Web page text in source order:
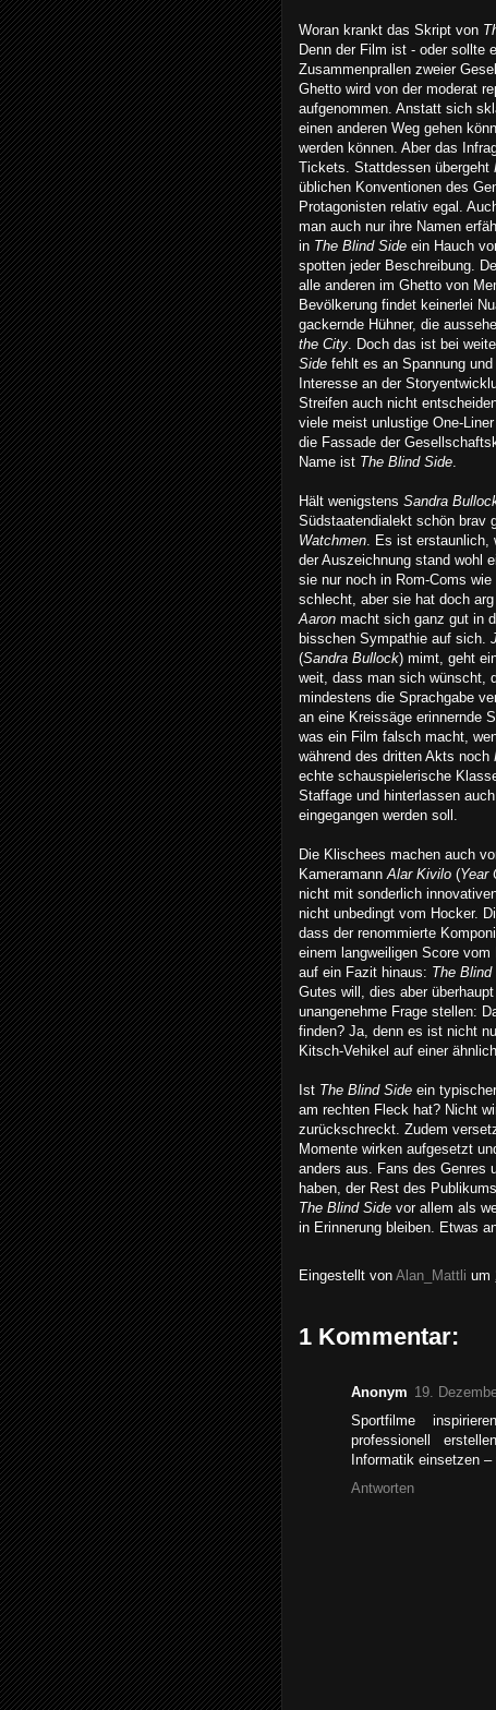
Woran krankt das Skript von
Denn der Film ist - oder sollte
Zusammenprallen zweier
Ghetto wird von der moderat
aufgenommen. Anstatt sich
einen anderen Weg gehen
werden können. Aber das
Tickets. Stattdessen übergeht
üblichen Konventionen des
Protagonisten relativ egal.
man auch nur ihre Namen
in The Blind Side ein Hauch
spotten jeder Beschreibung.
alle anderen im Ghetto von
Bevölkerung findet keinerlei
gackernde Hühner, die
the City . Doch das ist bei
Side fehlt es an Spannung
Interesse an der
Streifen auch nicht
viele meist unlustige One-
die Fassade der
Name ist The Blind Side
Hält wenigstens Sandra
Südstaatendialekt schön brav
Watchmen . Es ist
der Auszeichnung stand wohl
sie nur noch in Rom-Coms wie
schlecht, aber sie hat doch
Aaron macht sich ganz gut in
bisschen Sympathie auf sich.
(Sandra Bullock) mimt, geht
weit, dass man sich wünscht,
mindestens die Sprachgabe
an eine Kreissäge erinnernde
was ein Film falsch macht,
während des dritten Akts noch
echte schauspielerische
Staffage und hinterlassen
eingegangen werden soll.
Die Klischees machen auch
Kameramann Alar Kivilo (Year
nicht mit sonderlich
nicht unbedingt vom Hocker.
dass der renommierte
einem langweiligen Score
auf ein Fazit hinaus: The Blind
Gutes will, dies aber
unangenehme Frage stellen:
finden? Ja, denn es ist nicht
Kitsch-Vehikel auf einer
Ist The Blind Side ein
am rechten Fleck hat? Nicht
zurückschreckt. Zudem
Momente wirken aufgesetzt
anders aus. Fans des Genres
haben, der Rest des
The Blind Side vor allem als
in Erinnerung bleiben. Etwas
Eingestellt von Alan_Mattli um
1 Kommentar:
Anonym 19.
Sportfilme
professionell
Informatik einsetzen
Antworten